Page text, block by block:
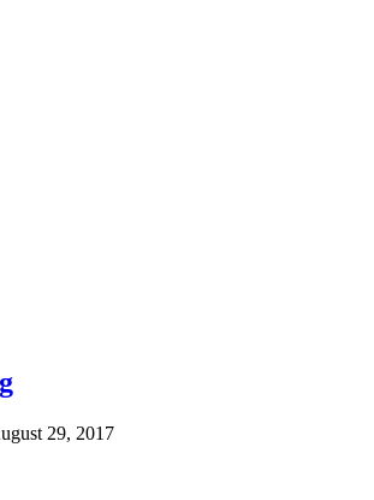
29, 2017